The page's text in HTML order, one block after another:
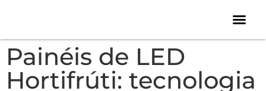
Painéis de LED
Hortifrúti: tecnologia